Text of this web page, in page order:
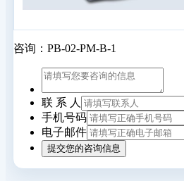
咨询：PB-02-PM-B-1
联 系 人
手机号码
电子邮件